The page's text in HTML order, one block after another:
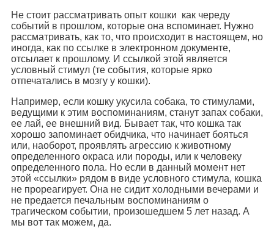
Не стоит рассматривать опыт кошки как череду
событий в прошлом, которые она вспоминает. Нужно
рассматривать, как то, что происходит в настоящем, но
иногда, как по ссылке в электронном документе,
отсылает к прошлому. И ссылкой этой является
условный стимул (те события, которые ярко
отпечатались в мозгу у кошки).
Например, если кошку укусила собака, то стимулами,
ведущими к этим воспоминаниям, станут запах собаки,
ее лай, ее внешний вид. Бывает так, что кошка так
хорошо запоминает обидчика, что начинает бояться
или, наоборот, проявлять агрессию к животному
определенного окраса или породы, или к человеку
определенного пола. Но если в данный момент нет
этой «ссылки» рядом в виде условного стимула, кошка
не прореагирует. Она не сидит холодными вечерами и
не предается печальным воспоминаниям о
трагическом событии, произошедшем 5 лет назад. А
мы вот так можем, да.